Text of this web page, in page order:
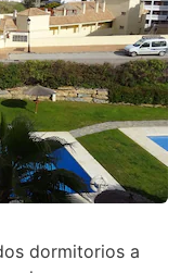
dormitorios a